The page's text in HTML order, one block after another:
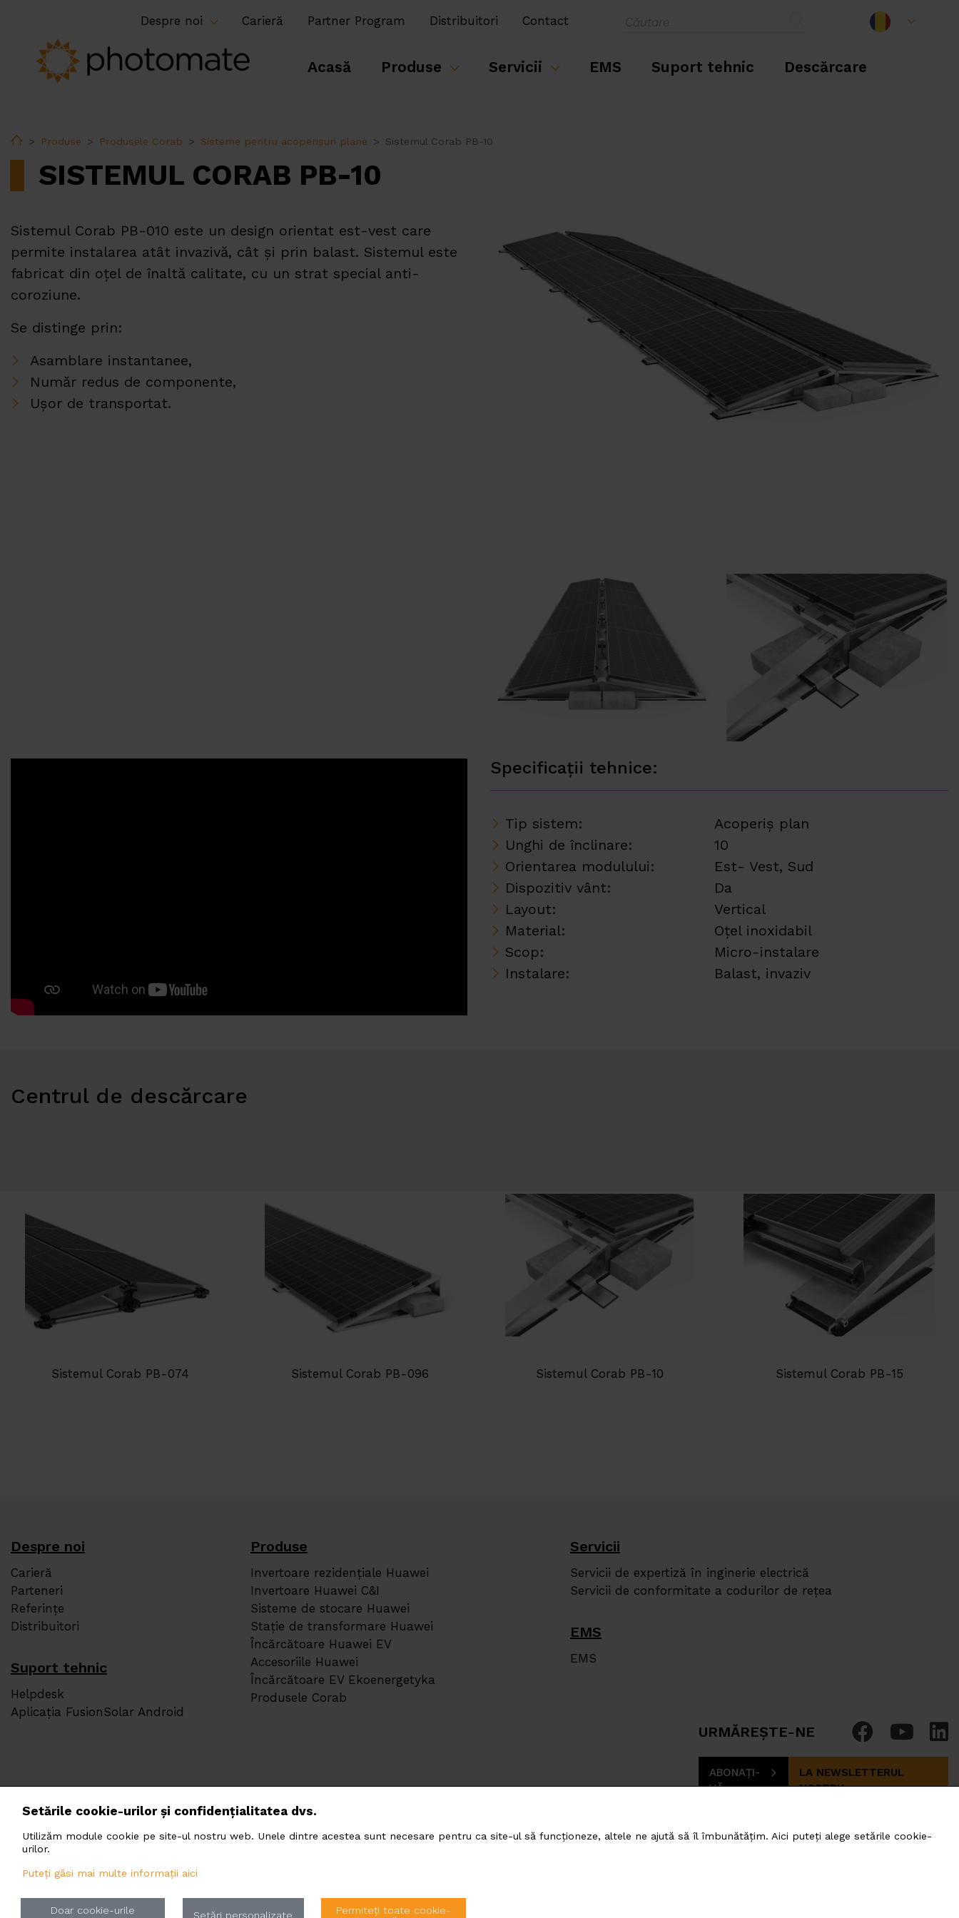
Despre noi Carieră Partner Program Distribuitori Contact
Acasă Produse Servicii EMS Suport tehnic Descărcare
HomeProduse Produsele Corab Sisteme pentru acoperișuri plane Sistemul Corab PB-10
SISTEMUL CORAB PB-10
Sistemul Corab PB-010 este un design orientat est-vest care
permite instalarea atât invazivă, cât și prin balast. Sistemul este
fabricat din oțel de înaltă calitate, cu un strat special anti-
coroziune.
Se distinge prin:
Asamblare instantanee,
Număr redus de componente,
Ușor de transportat.
Specificații tehnice:
Tip sistem:
Unghi de înclinare:
Orientarea modulului:
Dispozitiv vânt:
Layout:
Material:
Scop:
Instalare:
Acoperiș plan
10
Est- Vest, Sud
Da
Vertical
Oțel inoxidabil
Micro-instalare
Balast, invaziv
Centrul de descărcare
Sistemul Corab PB-074 Sistemul Corab PB-096 Sistemul Corab PB-10 Sistemul Corab PB-15
Despre noi
Carieră
Parteneri
Referințe
Distribuitori
Suport tehnic
Helpdesk
Aplicația FusionSolar Android
Produse
Invertoare rezidențiale Huawei
Invertoare Huawei C&I
Sisteme de stocare Huawei
Stație de transformare Huawei
Încărcătoare Huawei EV
Accesoriile Huawei
Încărcătoare EV Ekoenergetyka
Produsele Corab
Servicii
Servicii de expertiză în inginerie electrică
Servicii de conformitate a codurilor de rețea
EMS
EMS
URMĂREȘTE-NE
ABONAȚI-
VĂ
LA NEWSLETTERUL
NOSTRU
PHOTOMATE GREEN ENERGY ROMANIA SRL
s.r.o.
Setările cookie-urilor și confidențialitatea dvs.
Utilizăm module cookie pe site-ul nostru web. Unele dintre acestea sunt necesare pentru ca site-ul să funcționeze, altele ne ajută să îl îmbunătățim. Aici puteți alege setările cookie-
urilor.
Puteți găsi mai multe informații aici
Doar cookie-urile
Setări personalizate
Permiteți toate cookie-